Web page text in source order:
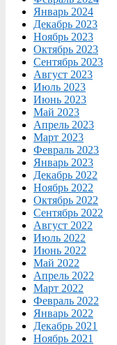
Январь 2024
Декабрь 2023
Ноябрь 2023
Октябрь 2023
Сентябрь 2023
Август 2023
Июль 2023
Июнь 2023
Май 2023
Апрель 2023
Март 2023
Февраль 2023
Январь 2023
Декабрь 2022
Ноябрь 2022
Октябрь 2022
Сентябрь 2022
Август 2022
Июль 2022
Июнь 2022
Май 2022
Апрель 2022
Март 2022
Февраль 2022
Январь 2022
Декабрь 2021
Ноябрь 2021